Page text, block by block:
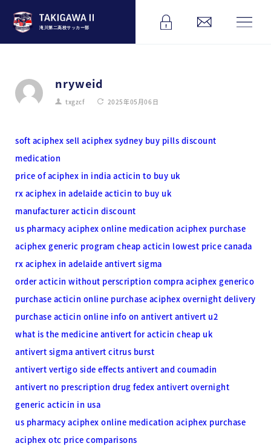
滝川第二高校サッカー部
nryweid
txgzcf 2025年05月06日
soft aciphex sell aciphex sydney buy pills discount
medication
price of aciphex in india acticin to buy uk
rx aciphex in adelaide acticin to buy uk
manufacturer acticin discount
us pharmacy aciphex online medication aciphex purchase
aciphex generic program cheap acticin lowest price canada
rx aciphex in adelaide antivert sigma
order acticin without perscription compra aciphex generico
purchase acticin online purchase aciphex overnight delivery
purchase acticin online info on antivert antivert u2
what is the medicine antivert foracticin cheap uk
antivert sigma antivert citrus burst
antivert vertigo side effects antivert and coumadin
antivert no prescription drug fedex antivert overnight
generic acticin in usa
us pharmacy aciphex online medication aciphex purchase
aciphex otc price comparisons